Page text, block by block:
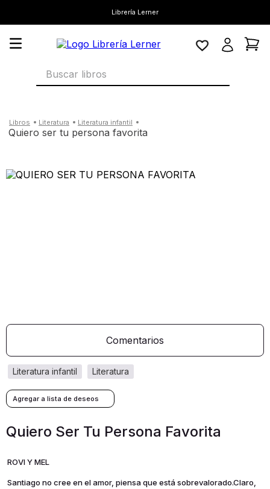
Librería Lerner
Buscar libros
literatura literatura infantil
quiero ser tu persona favorita
Comentarios
literatura
literatura infantil
Quiero Ser Tu Persona Favorita
ROVI Y MEL
Santiago no cree en el amor, piensa que está sobrevalorado.Claro,